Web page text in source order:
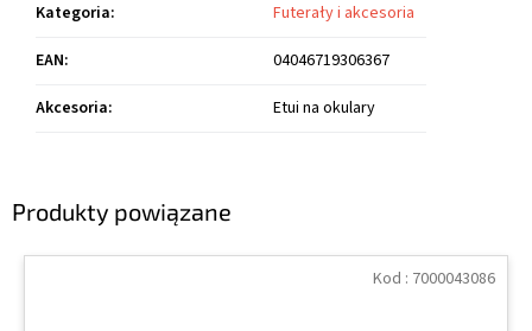
Produkty powiązane
Kod : 7000043086
Kategoria:
Futerały i akcesoria
EAN:
04046719306367
Akcesoria: Etui na okulary